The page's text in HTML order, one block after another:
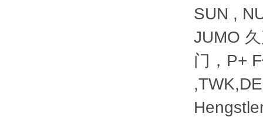
SUN ,
JUMO
门，P+